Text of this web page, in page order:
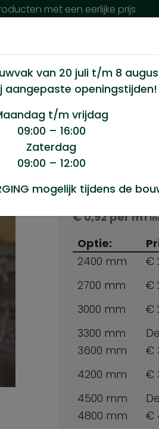
met een eerlijke prijs
Nieuws
Vuren ruw
€0,92per m1
Optie:
2400 mm
€
2700 mm
€
3000 mm
€
3300 mm
3600 mm
€
4200 mm
€
4500 mm
4800 mm
€
van 20 juli t/m 8
aangepaste openingstijden!
t/m vrijdag
09:00 – 16:00
Zaterdag
09:00 – 12:00
mogelijk tijdens de